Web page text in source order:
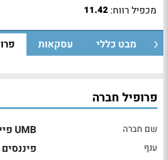
מכפיל רווח: 11.42
מבט כללי עסקאות
פרופיל חברה
שם חברה UMB פייננשל
ענף פיננסים